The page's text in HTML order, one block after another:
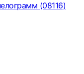
(08116)